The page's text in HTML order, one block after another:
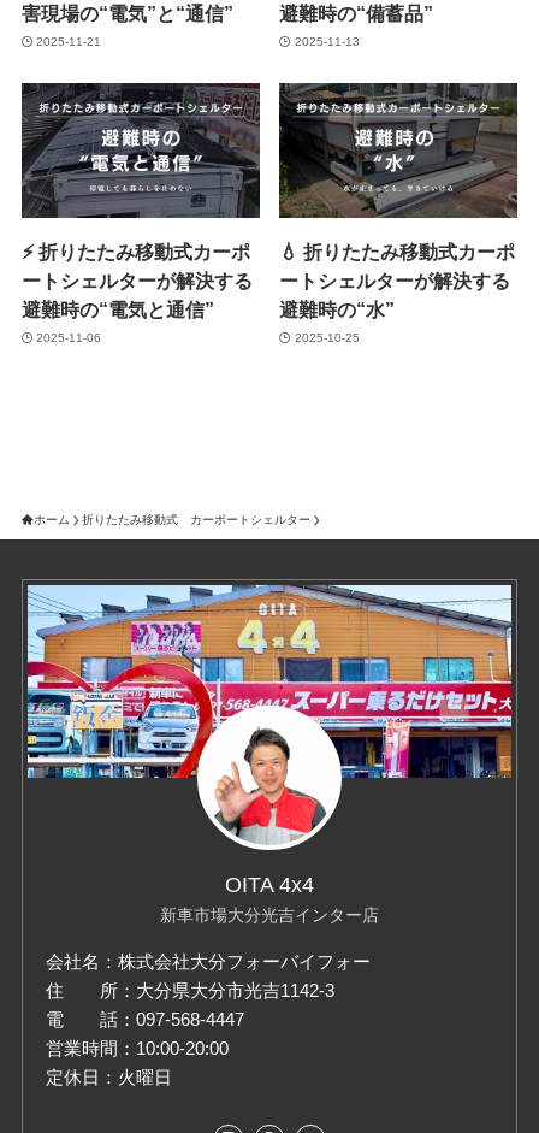
害現場の“電気”と“通信”
2025-11-21
避難時の“備蓄品”
2025-11-13
⚡️ 折りたたみ移動式カーポ
ートシェルターが解決する
避難時の“電気と通信”
2025-11-06
💧 折りたたみ移動式カーポ
ートシェルターが解決する
避難時の“水”
2025-10-25
ホーム 折りたたみ移動式 カーポートシェルター
OITA 4x4
新車市場大分光吉インター店
会社名：株式会社大分フォーバイフォー
住 所：大分県大分市光吉1142-3
電 話：097-568-4447
営業時間：10:00-20:00
定休日：火曜日